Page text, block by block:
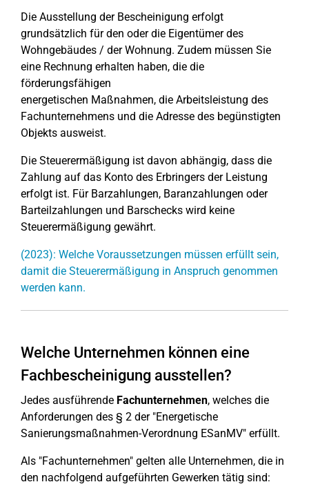
Die Ausstellung der Bescheinigung erfolgt
grundsätzlich für den oder die Eigentümer des
Wohngebäudes / der Wohnung. Zudem müssen Sie
eine Rechnung erhalten haben, die die
förderungsfähigen
energetischen Maßnahmen, die Arbeitsleistung des
Fachunternehmens und die Adresse des begünstigten
Objekts ausweist.
Die Steuerermäßigung ist davon abhängig, dass die
Zahlung auf das Konto des Erbringers der Leistung
erfolgt ist. Für Barzahlungen, Baranzahlungen oder
Barteilzahlungen und Barschecks wird keine
Steuerermäßigung gewährt.
(2023): Welche Voraussetzungen müssen erfüllt sein,
damit die Steuerermäßigung in Anspruch genommen
werden kann.
Welche Unternehmen können eine
Fachbescheinigung ausstellen?
Jedes ausführende Fachunternehmen, welches die
Anforderungen des § 2 der "Energetische
Sanierungsmaßnahmen-Verordnung ESanMV" erfüllt.
Als "Fachunternehmen" gelten alle Unternehmen, die in
den nachfolgend aufgeführten Gewerken tätig sind: